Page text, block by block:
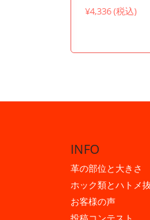
¥4,336 (税込)
INFO
革の部位と大きさ
ホック類とハトメ
お客様の声